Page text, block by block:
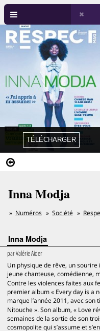
Inna Modja
Numéros Société
Inna Modja
parValérie Aider
Un physique de rêve, un
jeune chanteuse, comédienne,
Contre les violences faites aux
premier album « Every day is a
marque l’année 2011, avec son
Nitouche ». Son album, « Love
semaines de la sortie de son
cosmopolite qui s’assume et